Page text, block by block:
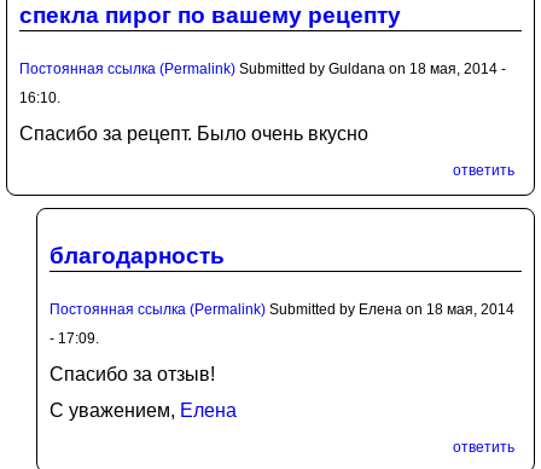
спекла пирог по вашему рецепту
Постоянная ссылка (Permalink) Submitted by Guldana on 18 мая, 2014 -
16:10.
Спасибо за рецепт. Было очень вкусно
ответить
благодарность
Постоянная ссылка (Permalink) Submitted by Елена on 18 мая, 2014
- 17:09.
Спасибо за отзыв!
С уважением, Елена
ответить